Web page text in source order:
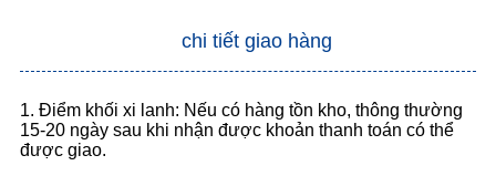
chi tiết giao hàng
1. Điểm khối xi lanh: Nếu có hàng tồn kho, thông thường
15-20 ngày sau khi nhận được khoản thanh toán có thể
được giao.